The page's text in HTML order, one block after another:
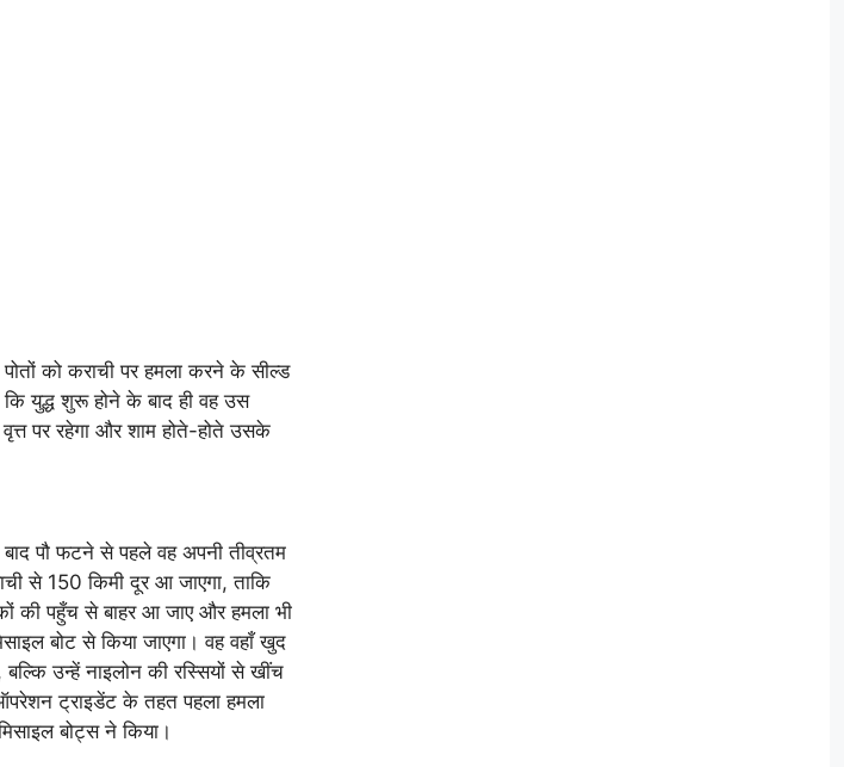
को कराची पर हमला करने के सील्ड
युद्ध शुरू होने के बाद ही वह उस
पर रहेगा और शाम होते-होते उसके
पौ फटने से पहले वह अपनी तीव्रतम
से 150 किमी दूर आ जाएगा, ताकि
की पहुँच से बाहर आ जाए और हमला भी
बोट से किया जाएगा। वह वहाँ खुद
उन्हें नाइलोन की रस्सियों से खींच
ट्राइडेंट के तहत पहला हमला
बोट्स ने किया।